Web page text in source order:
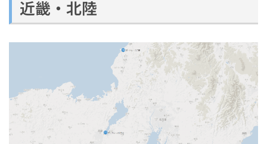
近畿・北陸